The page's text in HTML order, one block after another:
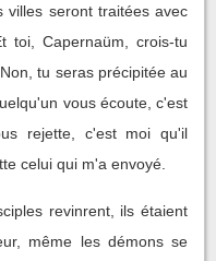
villes seront traitées avec
toi, Capernaüm, crois-tu
tu seras précipitée au
vous écoute, c'est
rejette, c'est moi qu'il
celui qui m'a envoyé.
revinrent, ils étaient
même les démons se